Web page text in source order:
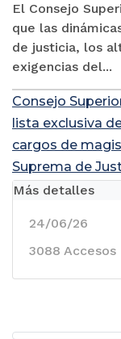
El Consejo
que las
de justicia, los
exigencias del...
Consejo
lista exclusiva
cargos de
Suprema de
Más detalles
24/06/26
3088 Accesos